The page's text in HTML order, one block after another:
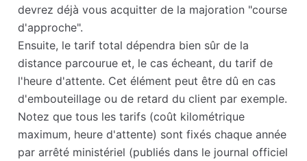
devrez déjà vous acquitter de la majoration "course
d'approche".
Ensuite, le tarif total dépendra bien sûr de la
distance parcourue et, le cas écheant, du tarif de
l'heure d'attente. Cet élément peut être dû en cas
d'embouteillage ou de retard du client par exemple.
Notez que tous les tarifs (coût kilométrique
maximum, heure d'attente) sont fixés chaque année
par arrêté ministériel (publiés dans le journal officiel